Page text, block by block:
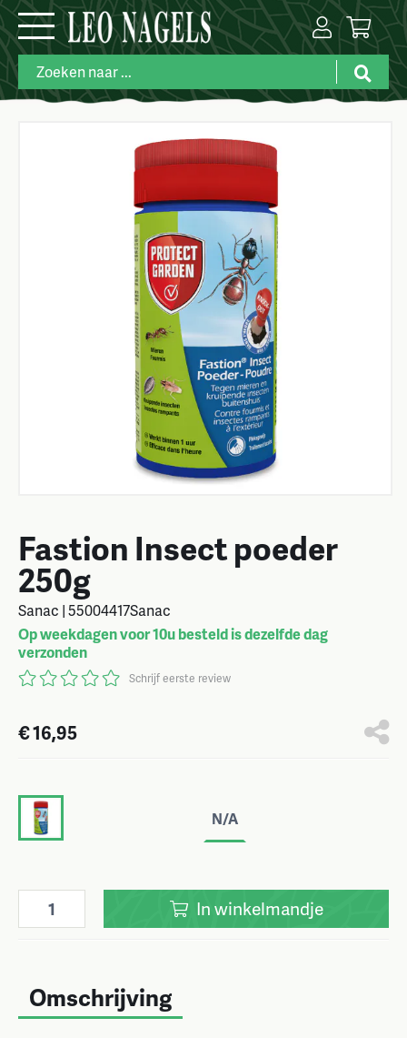
Fastion Insect poeder
250g
Sanac | 55004417Sanac
Op weekdagen voor 10u besteld is dezelfde dag
verzonden
Schrijf eerste review
€ 16,95
N/A
Inwinkelmandje
Omschrijving